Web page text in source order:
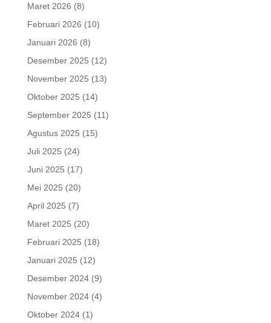
Maret 2026 (8)
Februari 2026 (10)
Januari 2026 (8)
Desember 2025 (12)
November 2025 (13)
Oktober 2025 (14)
September 2025 (11)
Agustus 2025 (15)
Juli 2025 (24)
Juni 2025 (17)
Mei 2025 (20)
April 2025 (7)
Maret 2025 (20)
Februari 2025 (18)
Januari 2025 (12)
Desember 2024(9)
November 2024(4)
Oktober 2024(1)